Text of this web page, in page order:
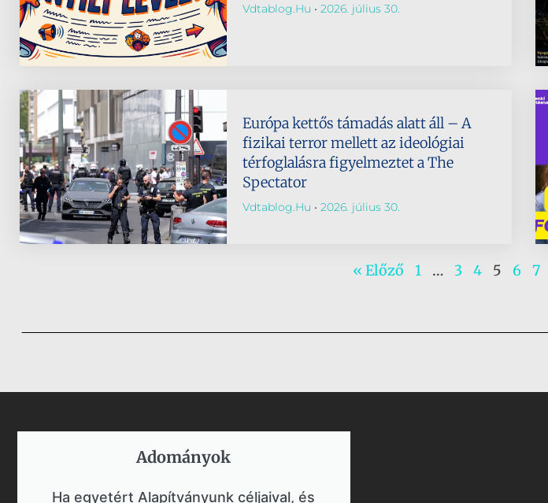
Vdtablog.hu 2026. július 30.
Európa kettős támadás alatt áll – A
fizikai terror mellett az ideológiai
térfoglalásra figyelmeztet a The
Spectator
Vdtablog.hu 2026. július 30.
« Előző 1 … 3 4 5 6 7
Adományok​
Ha egyetért Alapítványunk céljaival, és